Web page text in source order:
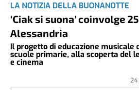
LA NOTIZIA DELLA BUONANOTTE
‘Ciak si suona’ coinvolge
Alessandria
Il progetto di educazione musicale
scuole primarie, alla scoperta del
e cinema
24